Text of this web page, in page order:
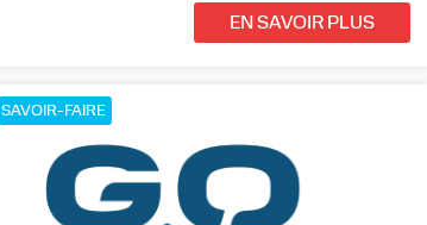
EN SAVOIR PLUS
SAVOIR-FAIRE